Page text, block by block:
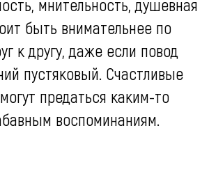
мнительность, душевная
быть внимательнее по
к другу, даже если повод
пустяковый. Счастливые
предаться каким-то
воспоминаниям.